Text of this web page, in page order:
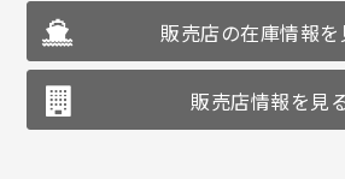
販売店の在庫情報を
販売店情報を見